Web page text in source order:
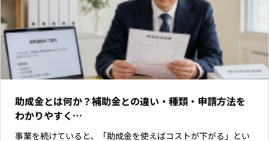
助成金とは何か？補助金との違い・種類・申請方法を
わかりやすく…
事業を続けていると、「助成金を使えばコストが下がる」とい